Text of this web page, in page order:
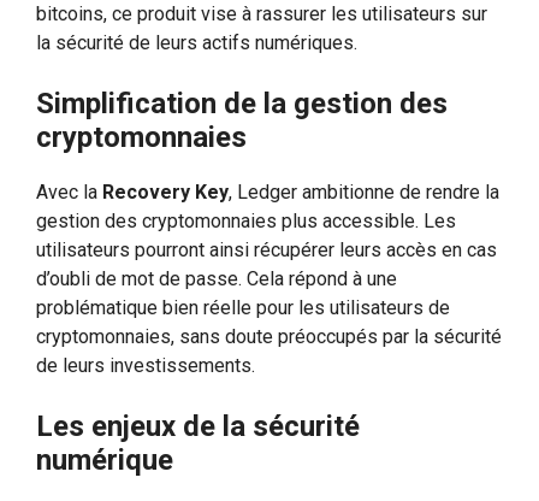
bitcoins, ce produit vise à rassurer les utilisateurs sur
la sécurité de leurs actifs numériques.
Simplification de la gestion des
cryptomonnaies
Avec la Recovery Key, Ledger ambitionne de rendre la
gestion des cryptomonnaies plus accessible. Les
utilisateurs pourront ainsi récupérer leurs accès en cas
d’oubli de mot de passe. Cela répond à une
problématique bien réelle pour les utilisateurs de
cryptomonnaies, sans doute préoccupés par la sécurité
de leurs investissements.
Les enjeux de la sécurité
numérique